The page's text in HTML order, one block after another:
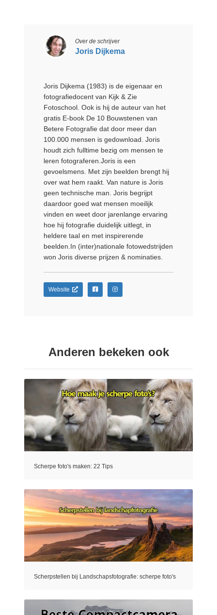
Over de schrijver
Joris Dijkema
Joris Dijkema (1983) is de eigenaar en
fotografiedocent van Kijk & Zie
Fotoschool. Ook is hij de auteur van het
gratis E-book De 10 Bouwstenen van
Betere Fotografie dat door meer dan
100.000 mensen is gedownload. Joris
houdt zich fulltime bezig om mensen te
leren fotograferen.Joris is een
gevoelsmens. Met zijn beelden brengt hij
over wat hem raakt. Van nature is Joris
geen technische man. Joris begrijpt
daardoor goed wat mensen moeilijk
vinden en weet door jarenlange ervaring
hoe hij fotografie duidelijk uitlegt, in
heldere taal en met inspirerende
beelden.In (inter)nationale fotowedstrijden
won Joris diverse prijzen & nominaties.
Website
Anderen bekeken ook
Scherpe foto's maken: 22 Tips
Scherpstellen bij Landschapsfotografie: scherpe foto's